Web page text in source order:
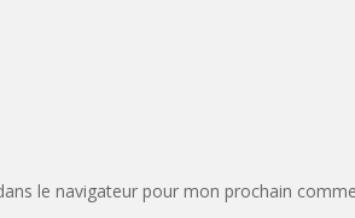
le navigateur pour mon prochain